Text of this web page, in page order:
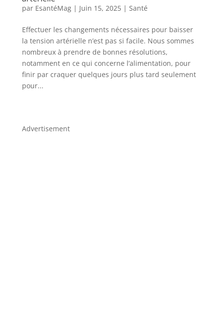
par EsantéMag| Juin 15, 2025| Santé
Effectuer les changements nécessaires pour baisser
la tension artérielle n’est pas si facile. Nous sommes
nombreux à prendre de bonnes résolutions,
notamment en ce qui concerne l’alimentation, pour
finir par craquer quelques jours plus tard seulement
pour...
Advertisement